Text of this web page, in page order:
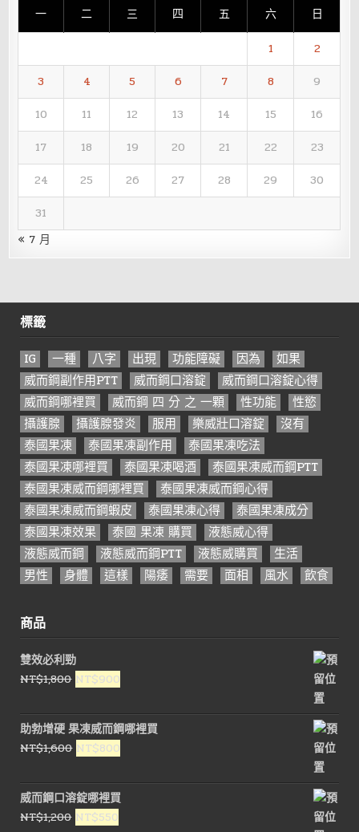
一 二 三 四 五 六 日
1
2
3
4 5 6 7 8
9
10
11 12 13 14 15
16
17
18 19 20 21 22
23
24
25 26 27 28 29
30
31
« 7 月
標籤
IG 一種 八字 出現 功能障礙 因為
如果
威而鋼副作用PTT
威而鋼口溶錠
威而鋼口溶錠心得
威而鋼哪裡買
威而鋼 四 分 之 一顆 性功能
性慾
攝護腺
攝護腺發炎 服用 樂威壯口溶錠
沒有
泰國果凍
泰國果凍副作用
泰國果凍吃法
泰國果凍哪裡買
泰國果凍喝酒
泰國果凍威而鋼PTT
泰國果凍威而鋼哪裡買
泰國果凍威而鋼心得
泰國果凍威而鋼蝦皮
泰國果凍心得
泰國果凍成分
泰國果凍效果
泰國 果凍 購買
液態威心得
液態威而鋼
液態威而鋼PTT 液態威購買
生活
男性
身體 這樣 陽痿 需要 面相 風水 飲食
商品
雙效必利勁
NT$1,800 原
價
格：
NT$1,800。
NT$900
價
格：
NT$900。
助勃增硬 果凍威而鋼哪裡買
NT$1,600 原
價
格：
NT$1,600。
NT$800
價
格：
威而鋼口溶錠哪裡買
NT$1,200 原
NT$550